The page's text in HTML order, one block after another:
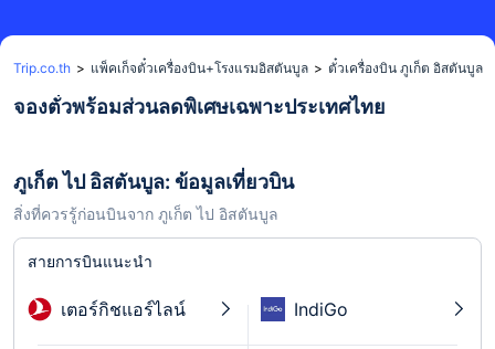
Trip.co.th > แพ็คเก็จตั๋วเครื่องบิน+โรงแรมอิสตันบูล > ตั๋วเครื่องบิน ภูเก็ต อิสตันบูล
จองตั๋วพร้อมส่วนลดพิเศษเฉพาะประเทศไทย
ภูเก็ต ไป อิสตันบูล: ข้อมูลเที่ยวบิน
สิ่งที่ควรรู้ก่อนบินจาก ภูเก็ต ไป อิสตันบูล
สายการบินแนะนำ
เตอร์กิชแอร์ไลน์ IndiGo